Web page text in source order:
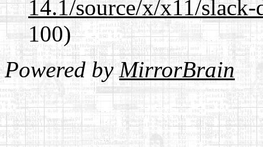
14.1/source/x/x11/
100)
Powered byMirrorBrain